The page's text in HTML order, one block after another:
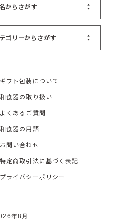
からさがす
ゴリーからさがす
ギフト包装について
和食器の取り扱い
よくあるご質問
和食器の用語
お問い合わせ
特定商取引法に基づく表記
プライバシーポリシー
年8月